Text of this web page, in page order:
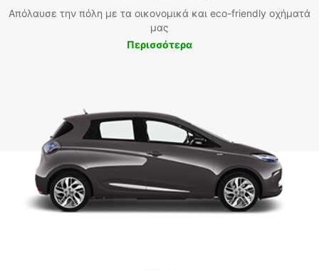
Απόλαυσε την πόλη με τα οικονομικά και eco-friendly οχήματά
μας
Περισσότερα